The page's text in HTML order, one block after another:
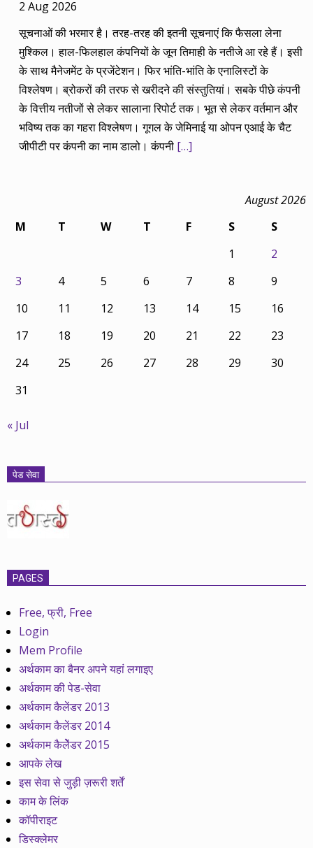
2 Aug 2026
सूचनाओं की भरमार है। तरह-तरह की इतनी सूचनाएं कि फैसला लेना
मुश्किल। हाल-फिलहाल कंपनियों के जून तिमाही के नतीजे आ रहे हैं। इसी
के साथ मैनेजमेंट के प्रजेंटेशन। फिर भांति-भांति के एनालिस्टों के
विश्लेषण। ब्रोकरों की तरफ से खरीदने की संस्तुतियां। सबके पीछे कंपनी
के वित्तीय नतीजों से लेकर सालाना रिपोर्ट तक। भूत से लेकर वर्तमान और
भविष्य तक का गहरा विश्लेषण। गूगल के जेमिनाई या ओपन एआई के चैट
जीपीटी पर कंपनी का नाम डालो। कंपनी […]
August 2026
M
T W T F S
S
1
2
3
4 5 6 7 8
9
10
11 12 13 14 15
16
17
18 19 20 21 22
23
24
25 26 27 28 29
30
31
« Jul
पेड सेवा
PAGES
Free, फ्री, Free
Login
Mem Profile
अर्थकाम का बैनर अपने यहां लगाइए
अर्थकाम की पेड-सेवा
अर्थकाम कैलेंडर 2013
अर्थकाम कैलेंडर 2014
अर्थकाम कैलेेंडर 2015
आपके लेख
इस सेवा से जुड़ी ज़रूरी शर्तें
काम के लिंक
कॉपीराइट
डिस्क्लेमर